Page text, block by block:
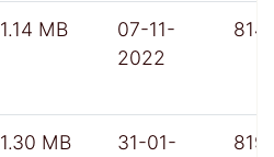
1.14 MB
07-11-
2022
814
1.30 MB
31-01-
819